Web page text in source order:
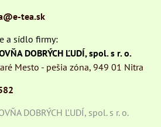
tea.sk
a sídlo firmy:
DOBRÝCH ĽUDÍ, spol. s r. o.
Mesto - pešia zóna, 949 01 Nitra
DOBRÝCH ĽUDÍ, spol. s r. o.